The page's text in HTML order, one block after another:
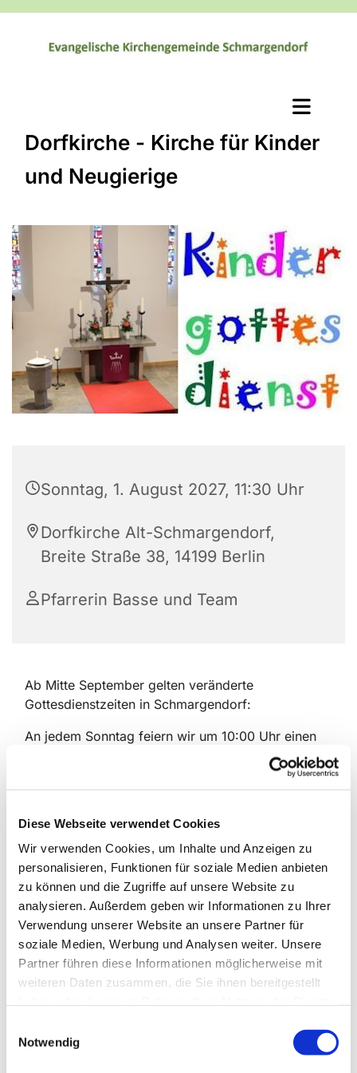
Diese Webseite verwendet Cookies
Wir verwenden Cookies, um Inhalte und Anzeigen zu
personalisieren, Funktionen für soziale Medien anbieten
zu können und die Zugriffe auf unsere Website zu
analysieren. Außerdem geben wir Informationen zu Ihrer
Verwendung unserer Website an unsere Partner für
soziale Medien, Werbung und Analysen weiter. Unsere
Partner führen diese Informationen möglicherweise mit
weiteren Daten zusammen, die Sie ihnen bereitgestellt
Notwendig
Dorfkirche - Kirche für Kinder
und Neugierige
Sonntag, 1. August 2027, 11:30 Uhr
Dorfkirche Alt-Schmargendorf,
Breite Straße 38, 14199 Berlin
Pfarrerin Basse und Team
Ab Mitte September gelten veränderte
Gottesdienstzeiten in Schmargendorf:
An jedem Sonntag feiern wir um 10:00 Uhr einen
traditionellen Gottesdienst entweder in der
Dorfkirche oder in der Kreuzkirche. Zusätzlich
findet jeden Sonntag um 11:30 Uhr ein Gottesdienst
In der Dorfkirche als Gottesdienst für Kinder und
Neugierige und in der Kreuzkirche der
Gottesdienst „Kreuz und Quer“ mit interaktiven
Elementen.
Freitags bleibt es bei den Andachten um 18:00 Uhr,
ebenfalls wechselnd zwischen Dorfkirche und
Kreuzkirche mit den beiden unterschiedlichen
Formaten: „Licht und Klang - die meditative
Andacht“ in der Kreuzkirche
und die Wochenschlussandacht in der Dorfkirche.